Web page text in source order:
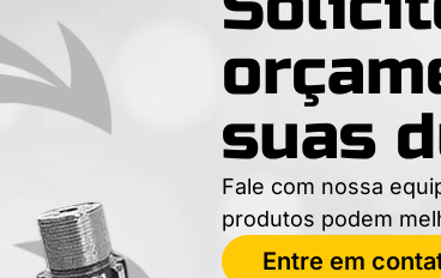
suas
Fale com nossa
produtos podem
Entre em